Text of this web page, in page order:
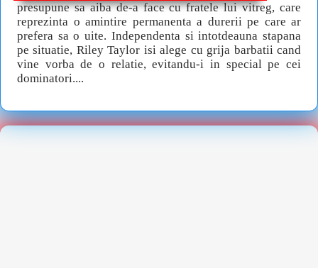
presupune sa aiba de-a face cu fratele lui vitreg, care
reprezinta o amintire permanenta a durerii pe care ar
prefera sa o uite. Independenta si intotdeauna stapana
pe situatie, Riley Taylor isi alege cu grija barbatii cand
vine vorba de o relatie, evitandu-i in special pe cei
dominatori....